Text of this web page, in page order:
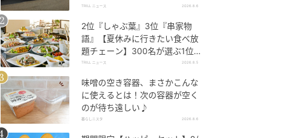
ていた“急ブレーキの理由”
TRILL ニュース 2026.8.6
2位『しゃぶ葉』3位『串家物
語』【夏休みに行きたい食べ放
題チェーン】300名が選ぶ1位
に「満足度が高い」「大人まで
TRILL ニュース 2026.8.5
味噌の空き容器、まさかこんな
に使えるとは！次の容器が空く
のが待ち遠しい♪
暮らしニスタ 2026.8.6